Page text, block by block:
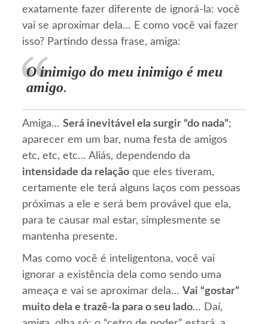
exatamente fazer diferente de ignorá-la: você
vai se aproximar dela… E como você vai fazer
isso? Partindo dessa frase, amiga:
O inimigo do meu inimigo é meu
amigo.
Amiga…Será inevitável ela surgir “do nada”;
aparecer em um bar, numa festa de amigos
etc, etc, etc… Aliás, dependendo da
intensidade da relação que eles tiveram,
certamente ele terá alguns laços com pessoas
próximas a ele e será bem provável que ela,
para te causar mal estar, simplesmente se
mantenha presente.
Mas como você é inteligentona, você vai
ignorar a existência dela como sendo uma
ameaça e vai se aproximar dela…Vai “gostar”
muito dela e trazê-la para o seu lado… Daí,